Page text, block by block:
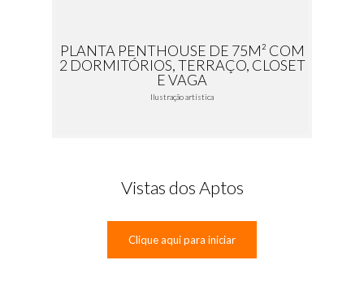
PLANTA PENTHOUSE DE 75M² COM
2 DORMITÓRIOS, TERRAÇO, CLOSET
E VAGA
Ilustração artística
Vistas dos Aptos
Clique aqui para iniciar